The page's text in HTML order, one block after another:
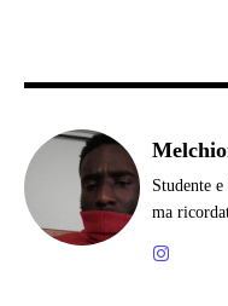
Studente
ma